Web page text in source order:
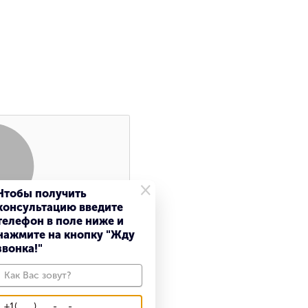
Поиск
×
получить
введите
в поле ниже и
на кнопку "Жду